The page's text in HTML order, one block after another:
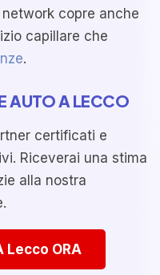
copre anche
capillare che
.
AUTO A LECCO
certificati e
Riceverai una stima
alla nostra
Lecco ORA